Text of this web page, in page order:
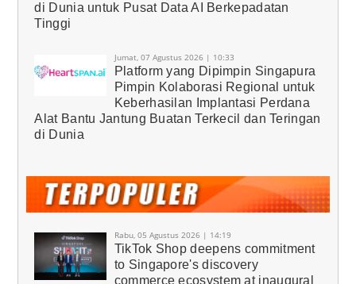
di Dunia untuk Pusat Data AI Berkepadatan
Tinggi
Jumat, 07 Agustus 2026 | 10:33
Platform yang Dipimpin Singapura
Pimpin Kolaborasi Regional untuk
Keberhasilan Implantasi Perdana
Alat Bantu Jantung Buatan Terkecil dan Teringan
di Dunia
Rabu, 05 Agustus 2026 | 14:19
TikTok Shop deepens commitment
to Singapore's discovery
commerce ecosystem at inaugural